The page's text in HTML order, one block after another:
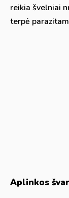
reikia švelniai
terpė
Aplinkos